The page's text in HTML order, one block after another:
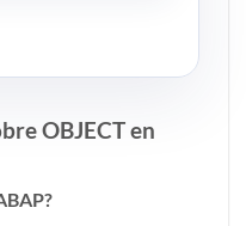
OBJECT en